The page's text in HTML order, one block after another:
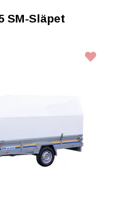
SM-Släpet